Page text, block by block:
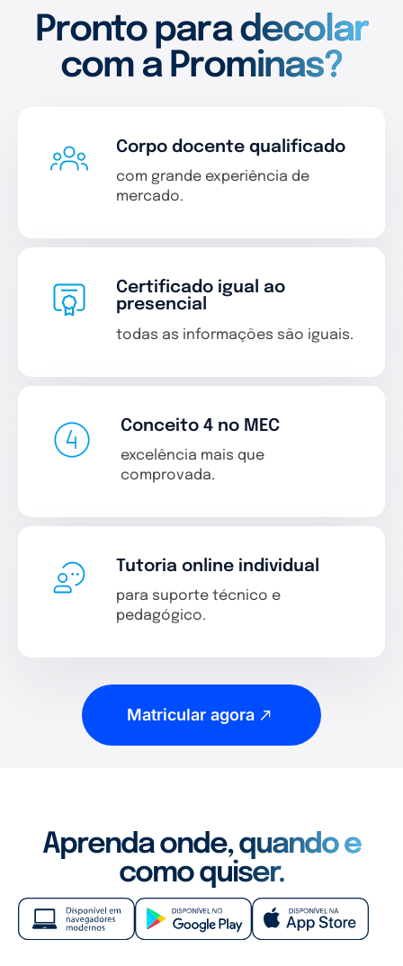
Pronto para decolar
com a Prominas?
Corpo docente qualificado
com grande experiência de
mercado.
Certificado igual ao
presencial
todas as informações são iguais.
Conceito 4 no MEC
excelência mais que
comprovada.
Tutoria online individual
para suporte técnico e
pedagógico.
Matricular agora
Aprenda onde, quando e
como quiser.